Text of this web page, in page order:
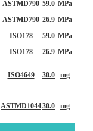
ASTMD790 59.0 MPa
ASTMD790 26.9 MPa
ISO178 59.0 MPa
ISO178 26.9 MPa
ISO4649 30.0 mg
ASTMD104430.0 mg